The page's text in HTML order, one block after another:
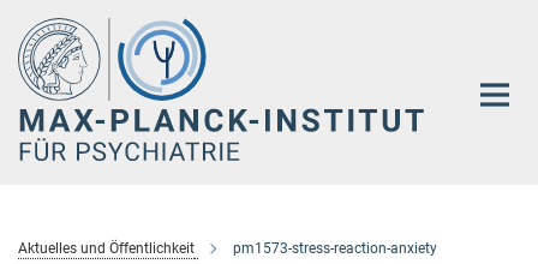
Hauptinhalt
Aktuelles und Öffentlichkeit pm1573-stress-reaction-anxiety